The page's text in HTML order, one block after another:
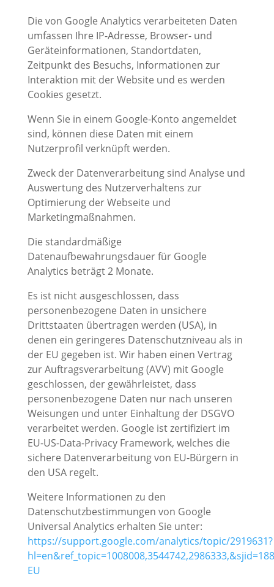
Die von Google Analytics verarbeiteten Daten
umfassen Ihre IP-Adresse, Browser- und
Geräteinformationen, Standortdaten,
Zeitpunkt des Besuchs, Informationen zur
Interaktion mit der Website und es werden
Cookies gesetzt.
Wenn Sie in einem Google-Konto angemeldet
sind, können diese Daten mit einem
Nutzerprofil verknüpft werden.
Zweck der Datenverarbeitung sind Analyse und
Auswertung des Nutzerverhaltens zur
Optimierung der Webseite und
Marketingmaßnahmen.
Die standardmäßige
Datenaufbewahrungsdauer für Google
Analytics beträgt 2 Monate.
Es ist nicht ausgeschlossen, dass
personenbezogene Daten in unsichere
Drittstaaten übertragen werden (USA), in
denen ein geringeres Datenschutzniveau als in
der EU gegeben ist. Wir haben einen Vertrag
zur Auftragsverarbeitung (AVV) mit Google
geschlossen, der gewährleistet, dass
personenbezogene Daten nur nach unseren
Weisungen und unter Einhaltung der DSGVO
verarbeitet werden. Google ist zertifiziert im
EU-US-Data-Privacy Framework, welches die
sichere Datenverarbeitung von EU-Bürgern in
den USA regelt.
Weitere Informationen zu den
Datenschutzbestimmungen von Google
Universal Analytics erhalten Sie unter:
https://support.google.com/analytics/topic/2919631?
EU